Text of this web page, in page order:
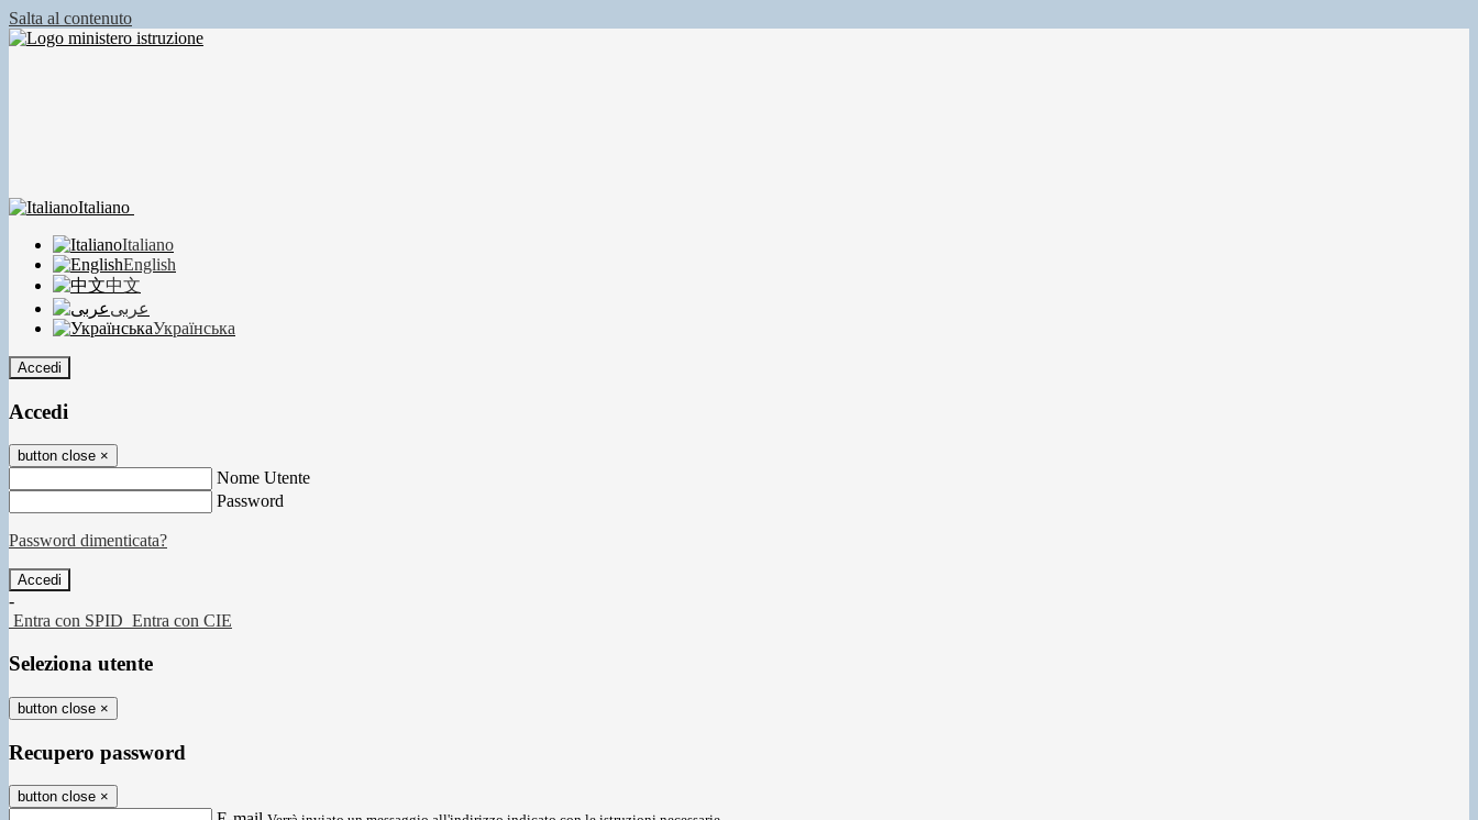
Salta al contenuto
Italiano
Italiano
English
中文
عربى
Українська
Accedi
Accedi
button close ×
Nome Utente
Password
Password dimenticata?
-
Entra con SPID Entra con CIE
Seleziona utente
button close ×
Recupero password
button close ×